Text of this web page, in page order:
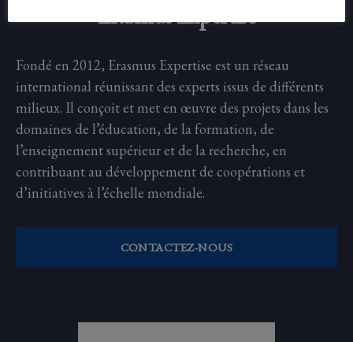
Erasmus Expertise
Fondé en 2012, Erasmus Expertise est un réseau
international réunissant des experts issus de différents
milieux. Il conçoit et met en œuvre des projets dans les
domaines de l’éducation, de la formation, de
l’enseignement supérieur et de la recherche, en
contribuant au développement de coopérations et
d’initiatives à l’échelle mondiale.
CONTACTEZ-NOUS